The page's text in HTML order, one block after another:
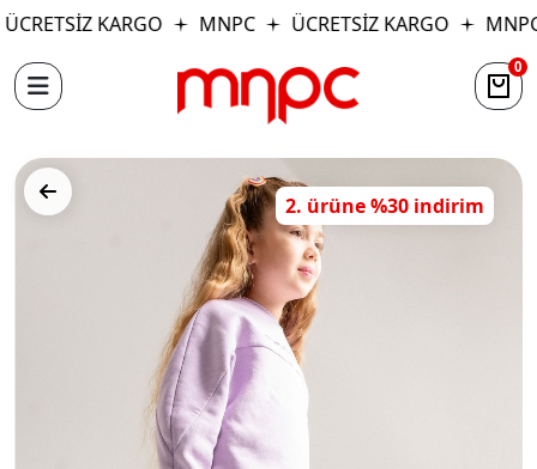
KARGO MNPC ÜCRETSİZ KARGO MNPC
0
2. ürüne %30 indirim